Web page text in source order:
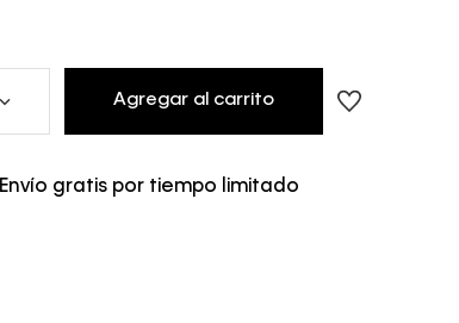
Agregar al carrito
Envío gratis por tiempo limitado